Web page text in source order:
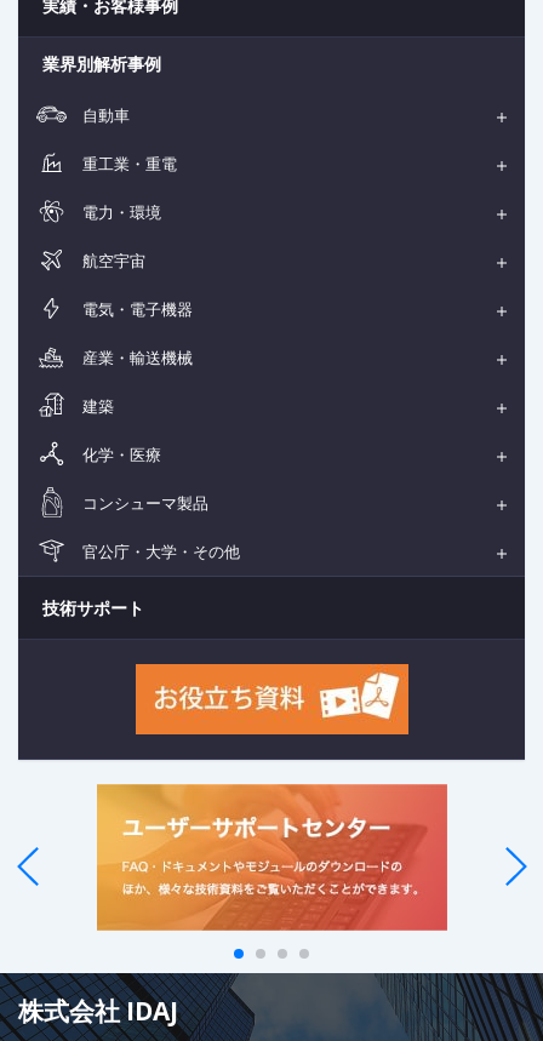
実績・お客様事例
業界別解析事例
自動車
重工業・重電
電力・環境
航空宇宙
電気・電子機器
産業・輸送機械
建築
化学・医療
コンシューマ製品
官公庁・大学・その他
技術サポート
株式会社 IDAJ